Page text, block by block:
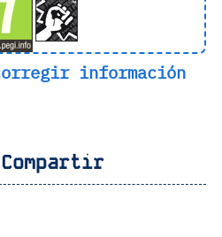
información